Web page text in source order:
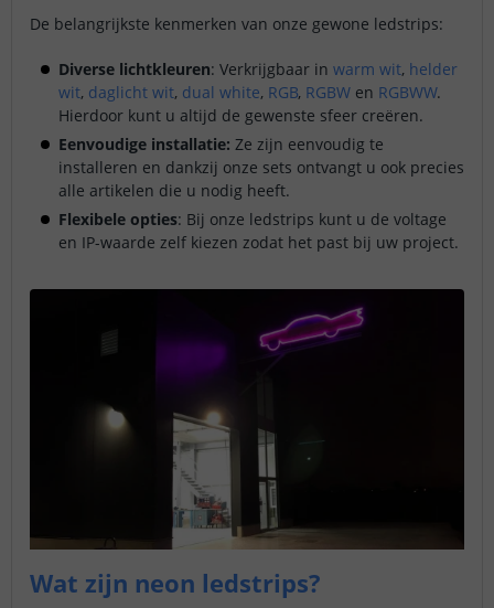
De belangrijkste kenmerken van onze gewone ledstrips:
Diverse lichtkleuren: Verkrijgbaar in warm wit, helder
wit, daglicht wit, dual white, RGB, RGBW en RGBWW.
Hierdoor kunt u altijd de gewenste sfeer creëren.
Eenvoudige installatie: Ze zijn eenvoudig te
installeren en dankzij onze sets ontvangt u ook precies
alle artikelen die u nodig heeft.
Flexibele opties: Bij onze ledstrips kunt u de voltage
en IP-waarde zelf kiezen zodat het past bij uw project.
Wat zijn neon ledstrips?